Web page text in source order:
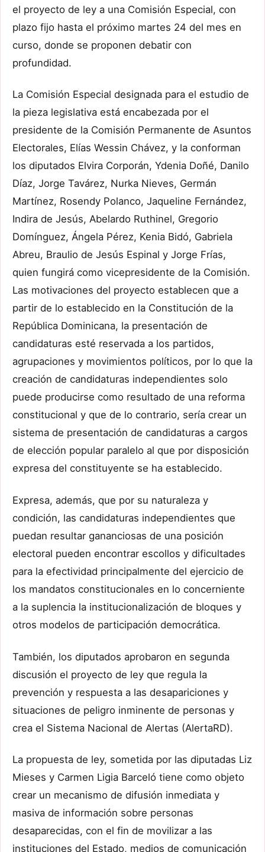
el proyecto de ley a una Comisión Especial, con
plazo fijo hasta el próximo martes 24 del mes en
curso, donde se proponen debatir con
profundidad.
La Comisión Especial designada para el estudio de
la pieza legislativa está encabezada por el
presidente de la Comisión Permanente de Asuntos
Electorales, Elías Wessin Chávez, y la conforman
los diputados Elvira Corporán, Ydenia Doñé, Danilo
Díaz, Jorge Tavárez, Nurka Nieves, Germán
Martínez, Rosendy Polanco, Jaqueline Fernández,
Indira de Jesús, Abelardo Ruthinel, Gregorio
Domínguez, Ángela Pérez, Kenia Bidó, Gabriela
Abreu, Braulio de Jesús Espinal y Jorge Frías,
quien fungirá como vicepresidente de la Comisión.
Las motivaciones del proyecto establecen que a
partir de lo establecido en la Constitución de la
República Dominicana, la presentación de
candidaturas esté reservada a los partidos,
agrupaciones y movimientos políticos, por lo que la
creación de candidaturas independientes solo
puede producirse como resultado de una reforma
constitucional y que de lo contrario, sería crear un
sistema de presentación de candidaturas a cargos
de elección popular paralelo al que por disposición
expresa del constituyente se ha establecido.
Expresa, además, que por su naturaleza y
condición, las candidaturas independientes que
puedan resultar gananciosas de una posición
electoral pueden encontrar escollos y dificultades
para la efectividad principalmente del ejercicio de
los mandatos constitucionales en lo concerniente
a la suplencia la institucionalización de bloques y
otros modelos de participación democrática.
También, los diputados aprobaron en segunda
discusión el proyecto de ley que regula la
prevención y respuesta a las desapariciones y
situaciones de peligro inminente de personas y
crea el Sistema Nacional de Alertas (AlertaRD).
La propuesta de ley, sometida por las diputadas Liz
Mieses y Carmen Ligia Barceló tiene como objeto
crear un mecanismo de difusión inmediata y
masiva de información sobre personas
desaparecidas, con el fin de movilizar a las
instituciones del Estado, medios de comunicación